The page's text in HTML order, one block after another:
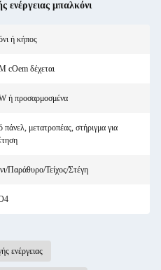
ενέργειας μπαλκόνι
ή κήπος
cOem δέχεται
ή προσαρμοσμένα
πάνελ, μετατροπέας, στήριγμα για
Παράθυρο/Τείχος/Στέγη
ενέργειας